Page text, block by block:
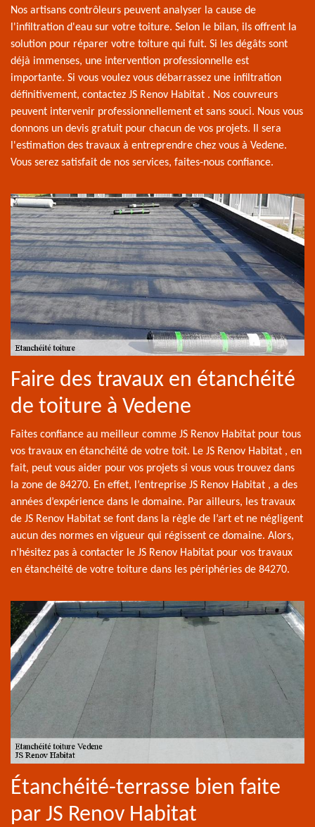
Nos artisans contrôleurs peuvent analyser la cause de
l'infiltration d'eau sur votre toiture. Selon le bilan, ils offrent la
solution pour réparer votre toiture qui fuit. Si les dégâts sont
déjà immenses, une intervention professionnelle est
importante. Si vous voulez vous débarrassez une infiltration
définitivement, contactez JS Renov Habitat . Nos couvreurs
peuvent intervenir professionnellement et sans souci. Nous vous
donnons un devis gratuit pour chacun de vos projets. Il sera
l'estimation des travaux à entreprendre chez vous à Vedene.
Vous serez satisfait de nos services, faites-nous confiance.
Faire des travaux en étanchéité
de toiture à Vedene
Faites confiance au meilleur comme JS Renov Habitat pour tous
vos travaux en étanchéité de votre toit. Le JS Renov Habitat , en
fait, peut vous aider pour vos projets si vous vous trouvez dans
la zone de 84270. En effet, l’entreprise JS Renov Habitat , a des
années d’expérience dans le domaine. Par ailleurs, les travaux
de JS Renov Habitat se font dans la règle de l’art et ne négligent
aucun des normes en vigueur qui régissent ce domaine. Alors,
n’hésitez pas à contacter le JS Renov Habitat pour vos travaux
en étanchéité de votre toiture dans les périphéries de 84270.
Étanchéité-terrasse bien faite
par JS Renov Habitat